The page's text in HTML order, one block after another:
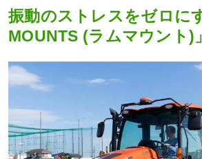
振動のストレスをゼロに
MOUNTS (ラムマウント)